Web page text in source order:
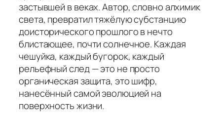
застывшей в веках. Автор, словно алхимик
света, превратил тяжёлую субстанцию
доисторического прошлого в нечто
блистающее, почти солнечное. Каждая
чешуйка, каждый бугорок, каждый
рельефный след — это не просто
органическая защита, это шифр,
нанесённый самой эволюцией на
поверхность жизни.